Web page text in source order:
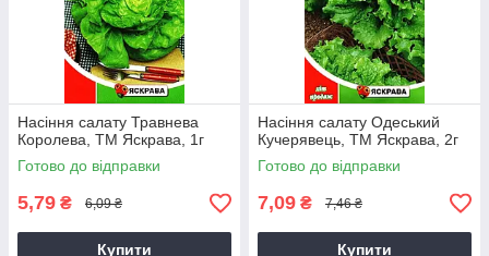
Насіння салату Травнева
Королева, ТМ Яскрава, 1г
Готово до відправки
5,79 ₴ 6,09 ₴
Купити
Насіння салату Одеський
Кучерявець, ТМ Яскрава, 2г
Готово до відправки
7,09 ₴ 7,46 ₴
Купити